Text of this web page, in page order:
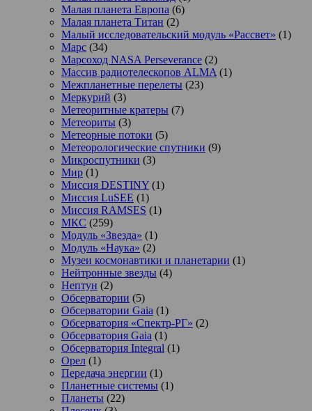
Малая планета Европа (6)
Малая планета Титан (2)
Малый исследовательский модуль «Рассвет» (1)
Марс (34)
Марсоход NASA Perseverance (2)
Массив радиотелескопов ALMA (1)
Межпланетные перелеты (23)
Меркурий (3)
Метеоритные кратеры (7)
Метеориты (3)
Метеорные потоки (5)
Метеорологические спутники (9)
Микроспутники (3)
Мир (1)
Миссия DESTINY (1)
Миссия LuSEE (1)
Миссия RAMSES (1)
МКС (259)
Модуль «Звезда» (1)
Модуль «Наука» (2)
Музеи космонавтики и планетарии (1)
Нейтронные звезды (4)
Нептун (2)
Обсерватории (5)
Обсерватории Gaia (1)
Обсерватория «Спектр-РГ» (2)
Обсерватория Gaia (1)
Обсерватория Integral (1)
Орел (1)
Передача энергии (1)
Планетные системы (1)
Планеты (22)